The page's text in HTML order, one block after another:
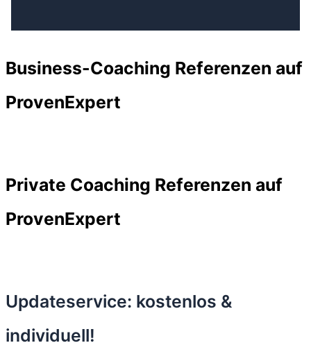
Business-Coaching Referenzen auf
ProvenExpert
Private Coaching Referenzen auf
ProvenExpert
Updateservice: kostenlos &
individuell!